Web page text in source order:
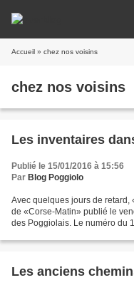
Accueil » chez nos voisins
chez nos voisins
Les inventaires
Publié le 15/01/2016 à 15:56
Par Blog Poggiolo
Avec quelques jours de
de «Corse-Matin» publié le
des Poggiolais. Le numéro du
Les anciens